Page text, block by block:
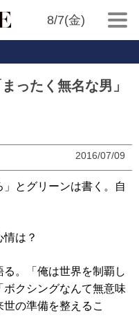
8/7(金)
ったく無名な男」
2016/07/09
とグリーンは書く。自
は？
。「俺は世界を制覇し
クシングなんて無意味
の準備を整えるこ